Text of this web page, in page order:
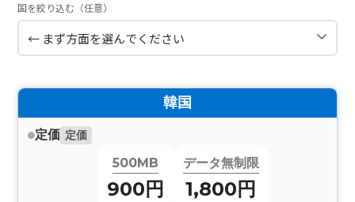
国を絞り込む（任意）
韓国
定価 定価
500MB
900円
データ無制限
1,800円